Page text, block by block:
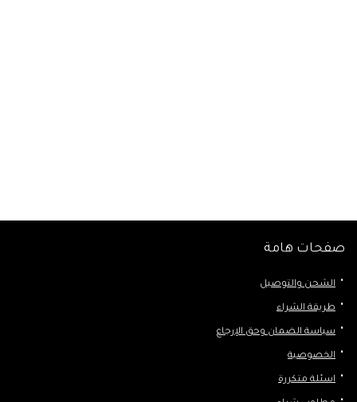
صفحات هامة
الشحن والتوصيل
طريقة الشراء
سياسة الضمان وحق الإرجاع
الخصوصية
اسئلة متكررة